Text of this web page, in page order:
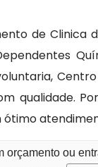
de Clinica
qualidade.
ótimo
orçamento ou